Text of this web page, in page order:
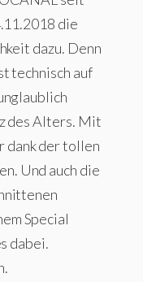
die
dazu. Denn
technisch auf
des Alters. Mit
dank der tollen
Und auch die
Special
dabei.